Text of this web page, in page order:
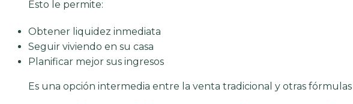
Esto le permite:
Obtener liquidez inmediata
Seguir viviendo en su casa
Planificar mejor sus ingresos
Es una opción intermedia entre la venta tradicional y otras fórmulas